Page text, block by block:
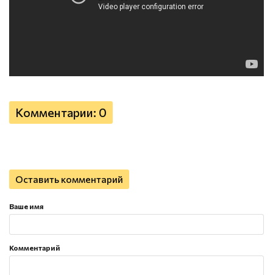
Комментарии: 0
Оставить комментарий
Ваше имя
Комментарий